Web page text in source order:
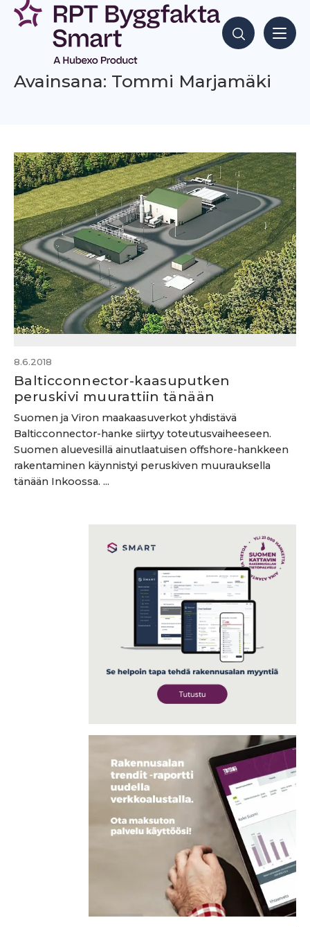
Siirry
sisältöön
Hae sisältöjä
Avainsana: Tommi Marjamäki
8.6.2018
Balticconnector-kaasuputken
peruskivi muurattiin tänään
Suomen ja Viron maakaasuverkot yhdistävä
Balticconnector-hanke siirtyy toteutusvaiheeseen.
Suomen aluevesillä ainutlaatuisen offshore-hankkeen
rakentaminen käynnistyi peruskiven muurauksella
tänään Inkoossa. ...